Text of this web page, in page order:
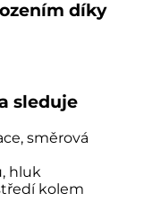
díky
sleduje
směrová
hluk
kolem